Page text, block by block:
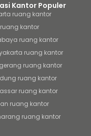
Kantor Populer
ruang kantor
kantor
ruang kantor
ruang kantor
ruang kantor
ruang kantor
ruang kantor
ruang kantor
ruang kantor